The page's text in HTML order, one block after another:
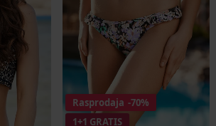
Rasprodaja -70%
1+1 GRATIS